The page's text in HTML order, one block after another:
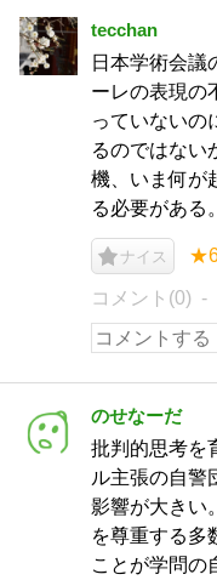
tecchan
日本学術会議
ーレの表現の
っていないの
るのではない
機、いま何が
る必要がある
ナイス
コメント(0)
のせなーだ
批判的思考を
ル主張の自警
影響が大きい
を尊重する多
ことが学問の